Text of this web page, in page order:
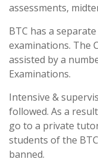
assessments,
BTC has a
examinations. The
assisted by a
Examinations.
Intensive &
followed. As a
go to a private
students of the
banned.